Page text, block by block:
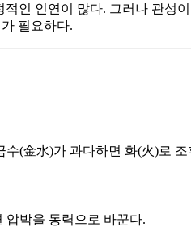
인 인연이 많다. 그러나 관
필요하다.
(金水)가 과다하면 화(火)로 조
압박을 동력으로 바꾼다.